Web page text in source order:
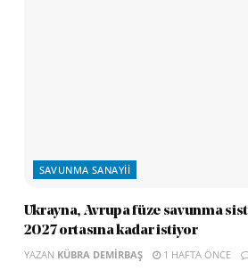
SAVUNMA SANAYII
Ukrayna, Avrupa füze savunma
2027 ortasına kadar istiyor
YAZAN KÜBRA DEMIRBAŞ 1 HAFTA ÖNCE